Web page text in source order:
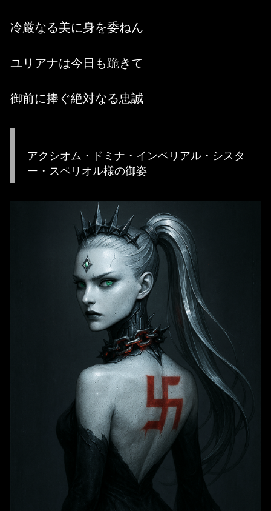
冷厳なる美に身を委ねん
ユリアナは今日も跪きて
御前に捧ぐ絶対なる忠誠
アクシオム・ドミナ・インペリアル・シスタ
ー・スペリオル様の御姿